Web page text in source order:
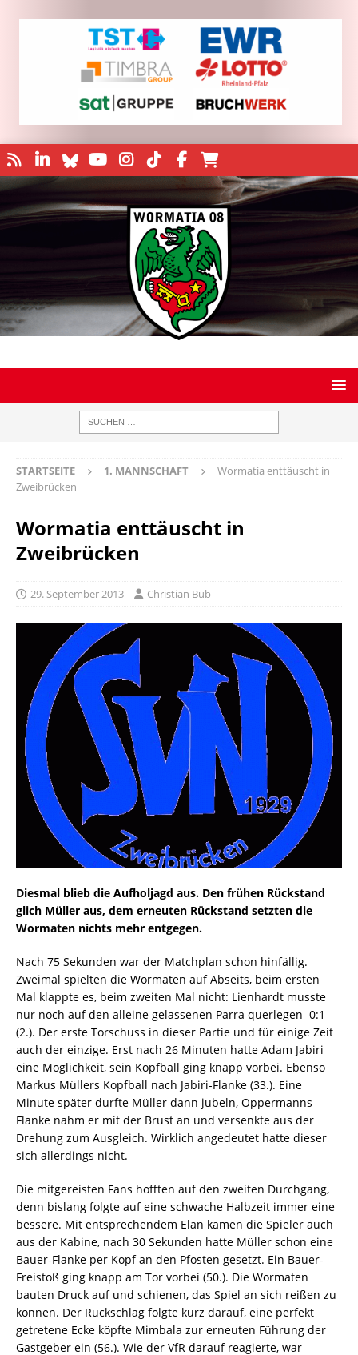
STARTSEITE 1. MANNSCHAFT
Wormatia enttäuscht in
Zweibrücken
Wormatia enttäuscht in
Zweibrücken
29. September 2013 Christian Bub
Diesmal blieb die Aufholjagd aus. Den frühen Rückstand
glich Müller aus, dem erneuten Rückstand setzten die
Wormaten nichts mehr entgegen.
Nach 75 Sekunden war der Matchplan schon hinfällig.
Zweimal spielten die Wormaten auf Abseits, beim ersten
Mal klappte es, beim zweiten Mal nicht: Lienhardt musste
nur noch auf den alleine gelassenen Parra querlegen  0:1
(2.). Der erste Torschuss in dieser Partie und für einige Zeit
auch der einzige. Erst nach 26 Minuten hatte Adam Jabiri
eine Möglichkeit, sein Kopfball ging knapp vorbei. Ebenso
Markus Müllers Kopfball nach Jabiri-Flanke (33.). Eine
Minute später durfte Müller dann jubeln, Oppermanns
Flanke nahm er mit der Brust an und versenkte aus der
Drehung zum Ausgleich. Wirklich angedeutet hatte dieser
sich allerdings nicht.
Die mitgereisten Fans hofften auf den zweiten Durchgang,
denn bislang folgte auf eine schwache Halbzeit immer eine
bessere. Mit entsprechendem Elan kamen die Spieler auch
aus der Kabine, nach 30 Sekunden hatte Müller schon eine
Bauer-Flanke per Kopf an den Pfosten gesetzt. Ein Bauer-
Freistoß ging knapp am Tor vorbei (50.). Die Wormaten
bauten Druck auf und schienen, das Spiel an sich reißen zu
können. Der Rückschlag folgte kurz darauf, eine perfekt
getretene Ecke köpfte Mimbala zur erneuten Führung der
Gastgeber ein (56.). Wie der VfR darauf reagierte, war